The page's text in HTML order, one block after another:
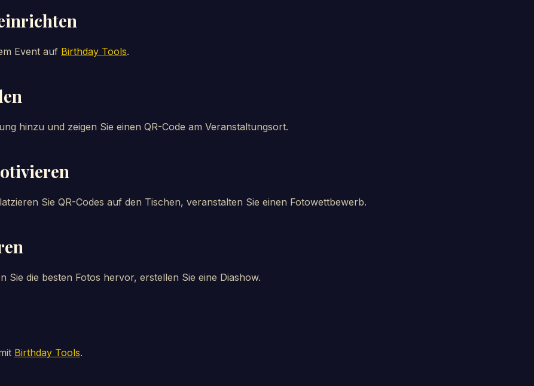
Event auf Birthday Tools.
hinzu und zeigen Sie einen QR-Code am Veranstaltungsort.
Sie QR-Codes auf den Tischen, veranstalten Sie einen Fotowettbewerb.
Sie die besten Fotos hervor, erstellen Sie eine Diashow.
Birthday Tools.